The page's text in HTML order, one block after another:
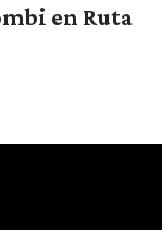
en Ruta